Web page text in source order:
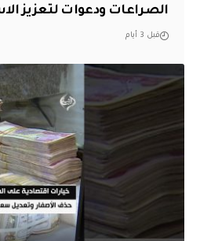
الصراعات ودعوات لتعزيز
قبل 3 أيام